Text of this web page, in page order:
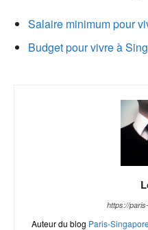
Salaire minimum pour
Budget pour vivre à
https://
Auteur du blog Paris-Singapore